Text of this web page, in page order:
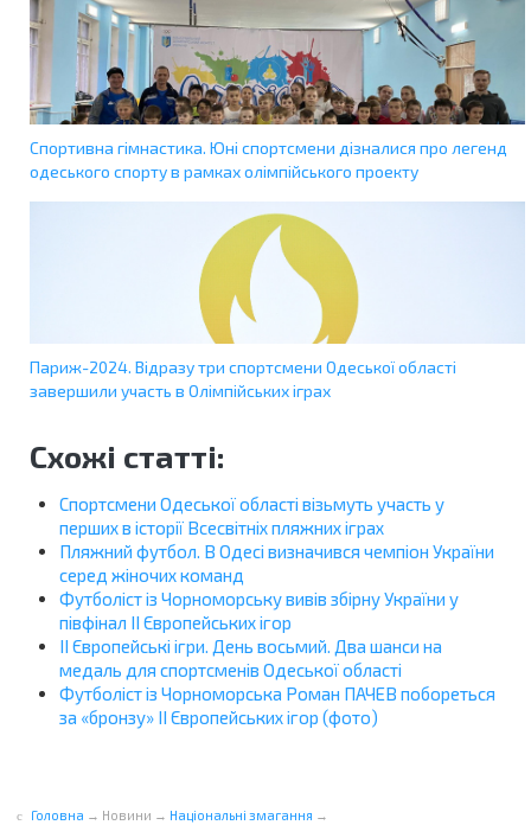
Спортивна гімнастика. Юні спортсмени дізналися про легенд
одеського спорту в рамках олімпійського проекту
Париж-2024. Відразу три спортсмени Одеської області
завершили участь в Олімпійських іграх
Схожі статті:
Спортсмени Одеської області візьмуть участь у
перших в історії Всесвітніх пляжних іграх
Пляжний футбол. В Одесі визначився чемпіон України
серед жіночих команд
Футболіст із Чорноморську вивів збірну України у
півфінал ІІ Європейських ігор
ІІ Європейські ігри. День восьмий. Два шанси на
медаль для спортсменів Одеської області
Футболіст із Чорноморська Роман ПАЧЕВ побореться
за «бронзу» ІІ Європейських ігор (фото)
Головна → Новини → Національні змагання →